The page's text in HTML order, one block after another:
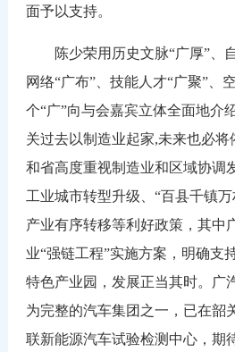
面予以支持。
陈少荣用历史文脉“广厚”、
网络“广布”、技能人才“广聚”、
个“广”向与会嘉宾立体全面地介
关过去以制造业起家,未来也必
和省高度重视制造业和区域协调
工业城市转型升级、“百县千镇万
产业有序转移等利好政策，其中
业“强链工程”实施方案，明确支
特色产业园，发展正当其时。广
为完整的汽车集团之一，已在韶
联新能源汽车试验检测中心，期